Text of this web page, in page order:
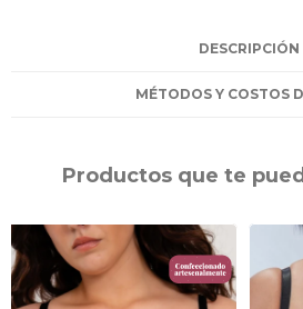
DESCRIPCIÓN
MÉTODOS Y COSTOS
Productos que te